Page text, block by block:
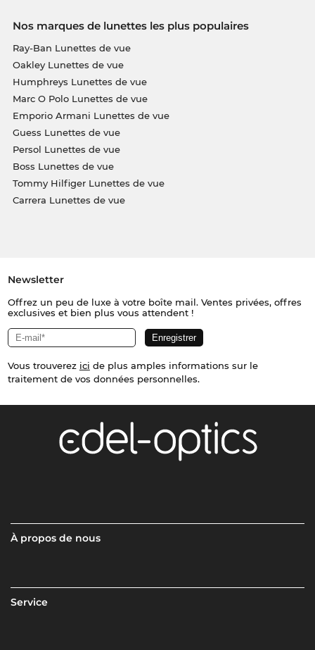
Nos marques de lunettes les plus populaires
Ray-Ban Lunettes de vue
Oakley Lunettes de vue
Humphreys Lunettes de vue
Marc O Polo Lunettes de vue
Emporio Armani Lunettes de vue
Guess Lunettes de vue
Persol Lunettes de vue
Boss Lunettes de vue
Tommy Hilfiger Lunettes de vue
Carrera Lunettes de vue
Newsletter
Offrez un peu de luxe à votre boîte mail. Ventes privées, offres
exclusives et bien plus vous attendent !
Vous trouverez ici de plus amples informations sur le
traitement de vos données personnelles.
À propos de nous
Service